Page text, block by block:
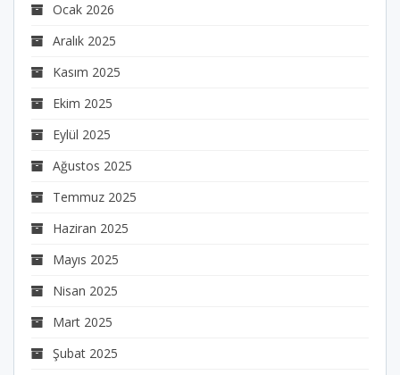
Ocak 2026
Aralık 2025
Kasım 2025
Ekim 2025
Eylül 2025
Ağustos 2025
Temmuz 2025
Haziran 2025
Mayıs 2025
Nisan 2025
Mart 2025
Şubat 2025